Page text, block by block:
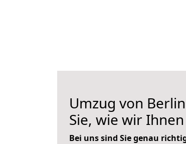
Umzug von
Sie, wie wir
Bei uns sind Sie genau